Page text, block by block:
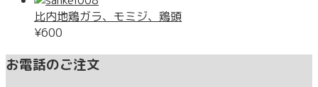
比内地鶏ガラ、モミジ、鶏頭
¥600
お電話のご注文